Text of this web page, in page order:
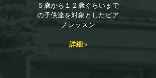
５歳から１２歳ぐらいまで
の子供達を対象としたピア
ノレッスン
詳細 >